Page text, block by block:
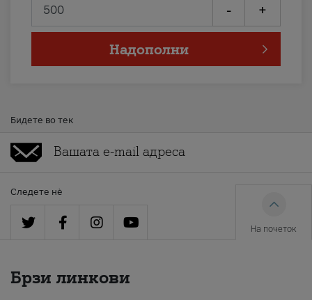
- +
Надополни
Бидете во тек
Следете нè
На почеток
Брзи линкови